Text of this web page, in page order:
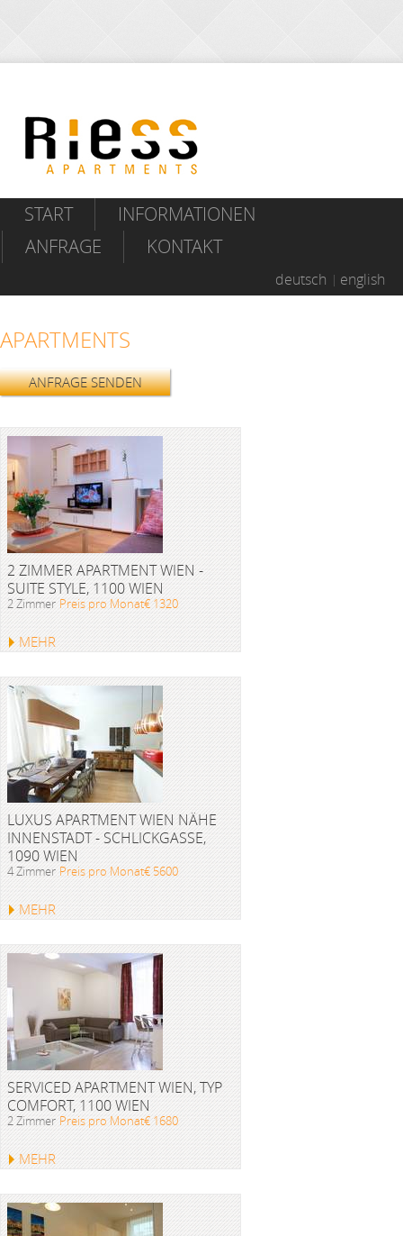
START
INFORMATIONEN
ANFRAGE
KONTAKT
deutsch english
APARTMENTS
ANFRAGE SENDEN
2 ZIMMER APARTMENT WIEN -
SUITE STYLE, 1100 WIEN
2 Zimmer Preis pro Monat€ 1320
MEHR
LUXUS APARTMENT WIEN NÄHE
INNENSTADT - SCHLICKGASSE,
1090 WIEN
4 Zimmer Preis pro Monat€ 5600
MEHR
SERVICED APARTMENT WIEN, TYP
COMFORT, 1100 WIEN
2 Zimmer Preis pro Monat€ 1680
MEHR